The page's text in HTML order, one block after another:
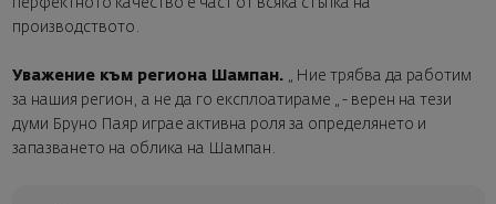
перфектното качество е част от всяка стъпка на
производството.
Уважение към региона Шампан. „ Ние трябва да работим
за нашия регион, а не да го експлоатираме „ - верен на тези
думи Бруно Паяр играе активна роля за определянето и
запазването на облика на Шампан.